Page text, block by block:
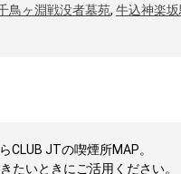
鳥ヶ淵戦没者墓苑, 牛込神楽坂
JTの喫煙所MAP。
たいときにご活用ください。